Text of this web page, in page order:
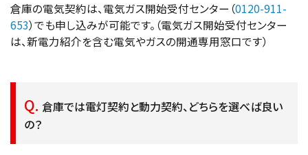
倉庫の電気契約は、電気ガス開始受付センター（0120-911-
653）でも申し込みが可能です。（電気ガス開始受付センター
は、新電力紹介を含む電気やガスの開通専用窓口です）
倉庫では電灯契約と動力契約、どちらを選べば良い
の？